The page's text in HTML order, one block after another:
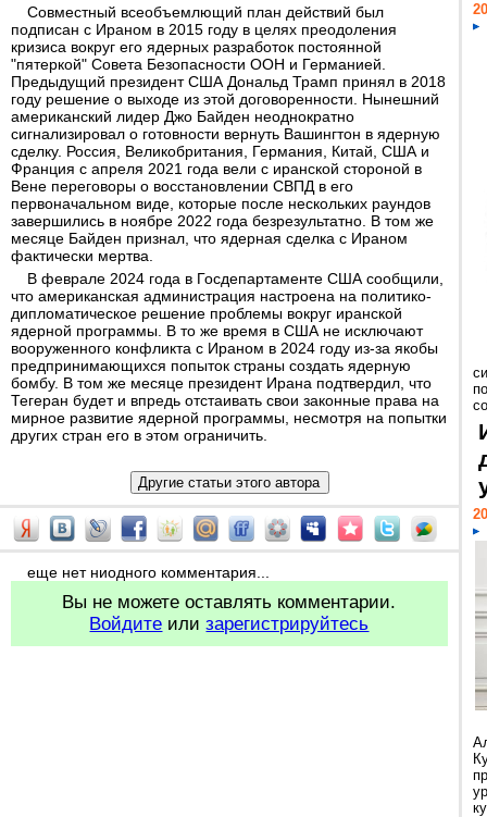
Совместный всеобъемлющий план действий был
подписан с Ираном в 2015 году в целях преодоления
кризиса вокруг его ядерных разработок постоянной
"пятеркой" Совета Безопасности ООН и Германией.
Предыдущий президент США Дональд Трамп принял в 2018
году решение о выходе из этой договоренности. Нынешний
американский лидер Джо Байден неоднократно
сигнализировал о готовности вернуть Вашингтон в ядерную
сделку. Россия, Великобритания, Германия, Китай, США и
Франция с апреля 2021 года вели с иранской стороной в
Вене переговоры о восстановлении СВПД в его
первоначальном виде, которые после нескольких раундов
завершились в ноябре 2022 года безрезультатно. В том же
месяце Байден признал, что ядерная сделка с Ираном
фактически мертва.
В феврале 2024 года в Госдепартаменте США сообщили,
что американская администрация настроена на политико-
дипломатическое решение проблемы вокруг иранской
ядерной программы. В то же время в США не исключают
вооруженного конфликта с Ираном в 2024 году из-за якобы
предпринимающихся попыток страны создать ядерную
бомбу. В том же месяце президент Ирана подтвердил, что
Тегеран будет и впредь отстаивать свои законные права на
мирное развитие ядерной программы, несмотря на попытки
других стран его в этом ограничить.
еще нет ниодного комментария...
Вы не можете оставлять комментарии.
Войдите илизарегистрируйтесь